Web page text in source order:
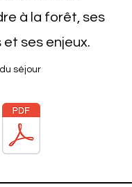
à la forêt, ses
ses enjeux.
séjour